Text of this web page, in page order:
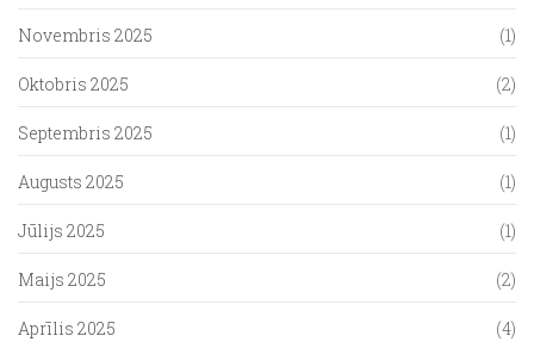
Novembris 2025 (1)
Oktobris 2025 (2)
Septembris 2025 (1)
Augusts 2025 (1)
Jūlijs 2025 (1)
Maijs 2025 (2)
Aprīlis 2025 (4)